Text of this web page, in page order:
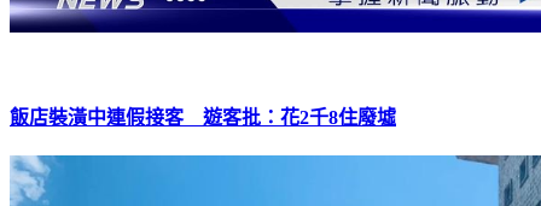
飯店裝潢中連假接客 遊客批：花2千8住廢墟